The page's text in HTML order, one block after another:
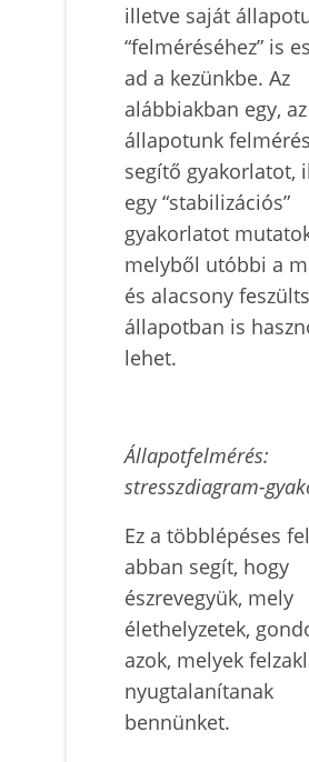
illetve saját
“felméréséhez” is
ad a kezünkbe. Az
alábbiakban egy, az
állapotunk
segítő gyakorlatot,
egy “stabilizációs”
gyakorlatot
melyből utóbbi a
és alacsony
állapotban is
lehet.
Állapotfelmérés:
stresszdiagram-
Ez a többlépéses
abban segít, hogy
észrevegyük, mely
élethelyzetek,
azok, melyek
nyugtalanítanak
bennünket.